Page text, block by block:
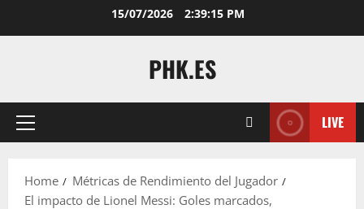
15/07/2026 2:39:16 PM
PHK.ES
Primary
LIVE
Home
Métricas de Rendimiento del Jugador
El impacto de Lionel Messi: Goles marcados,